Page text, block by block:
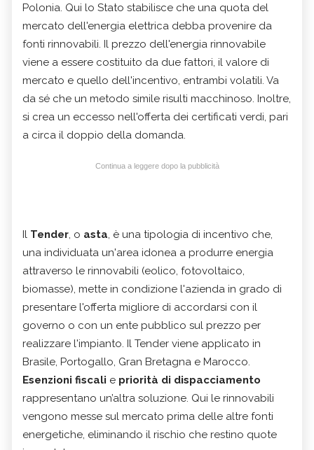
Polonia. Qui lo Stato stabilisce che una quota del
mercato dell'energia elettrica debba provenire da
fonti rinnovabili. Il prezzo dell'energia rinnovabile
viene a essere costituito da due fattori, il valore di
mercato e quello dell'incentivo, entrambi volatili. Va
da sé che un metodo simile risulti macchinoso. Inoltre,
si crea un eccesso nell'offerta dei certificati verdi, pari
a circa il doppio della domanda.
Continua a leggere dopo la pubblicità
Il Tender, o asta, è una tipologia di incentivo che,
una individuata un'area idonea a produrre energia
attraverso le rinnovabili (eolico, fotovoltaico,
biomasse), mette in condizione l'azienda in grado di
presentare l'offerta migliore di accordarsi con il
governo o con un ente pubblico sul prezzo per
realizzare l'impianto. Il Tender viene applicato in
Brasile, Portogallo, Gran Bretagna e Marocco.
Esenzioni fiscali e priorità di dispacciamento
rappresentano un’altra soluzione. Qui le rinnovabili
vengono messe sul mercato prima delle altre fonti
energetiche, eliminando il rischio che restino quote